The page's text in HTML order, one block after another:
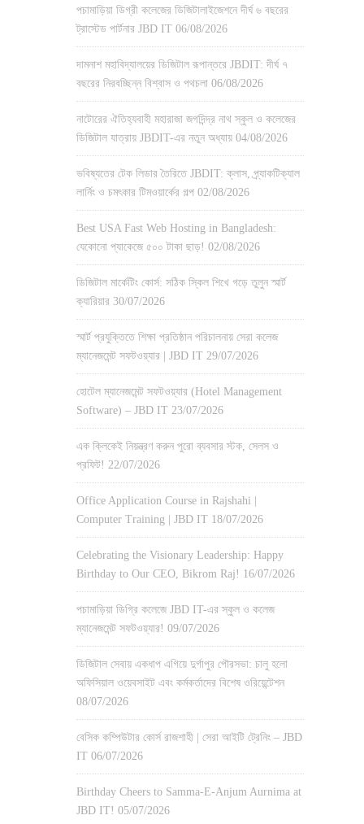
পচামাড়িয়া ডিগ্রী কলেজের ডিজিটালাইজেশনে দীর্ঘ ৬ বছরের
ট্রাস্টেড পার্টনার JBD IT 06/08/2026
দামনাশ মহাবিদ্যালয়ের ডিজিটাল রূপান্তরে JBDIT: দীর্ঘ ৭
বছরের নিরবচ্ছিন্ন বিশ্বাস ও পথচলা 06/08/2026
নাটোরের ঐতিহ্যবাহী মহারাজা জগদিন্দ্র নাথ স্কুল ও কলেজের
ডিজিটাল যাত্রায় JBDIT-এর নতুন অধ্যায় 04/08/2026
ভবিষ্যতের টেক লিডার তৈরিতে JBDIT: ক্লাস, প্র্যাকটিক্যাল
লার্নিং ও চমৎকার টিমওয়ার্কের গল্প 02/08/2026
Best USA Fast Web Hosting in Bangladesh:
যেকোনো প্যাকেজে ৫০০ টাকা ছাড়! 02/08/2026
ডিজিটাল মার্কেটিং কোর্স: সঠিক স্কিল শিখে গড়ে তুলুন স্মার্ট
ক্যারিয়ার 30/07/2026
স্মার্ট প্রযুক্তিতে শিক্ষা প্রতিষ্ঠান পরিচালনায় সেরা কলেজ
ম্যানেজমেন্ট সফটওয়্যার | JBD IT 29/07/2026
হোটেল ম্যানেজমেন্ট সফটওয়্যার (Hotel Management
Software) – JBD IT 23/07/2026
এক ক্লিকেই নিয়ন্ত্রণ করুন পুরো ব্যবসার স্টক, সেলস ও
প্রফিট! 22/07/2026
Office Application Course in Rajshahi |
Computer Training | JBD IT 18/07/2026
Celebrating the Visionary Leadership: Happy
Birthday to Our CEO, Bikrom Raj! 16/07/2026
পচামাড়িয়া ডিগ্রি কলেজে JBD IT-এর স্কুল ও কলেজ
ম্যানেজমেন্ট সফটওয়্যার! 09/07/2026
ডিজিটাল সেবায় একধাপ এগিয়ে দুর্গাপুর পৌরসভা: চালু হলো
অফিসিয়াল ওয়েবসাইট এবং কর্মকর্তাদের বিশেষ ওরিয়েন্টেশন
08/07/2026
বেসিক কম্পিউটার কোর্স রাজশাহী | সেরা আইটি ট্রেনিং – JBD
IT 06/07/2026
Birthday Cheers to Samma-E-Anjum Aurnima at
JBD IT! 05/07/2026